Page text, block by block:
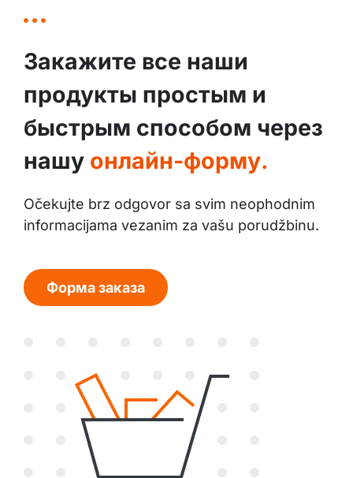
Закажите все наши
продукты простым и
быстрым способом через
нашу онлайн-форму.
Očekujte brz odgovor sa svim neophodnim
informacijama vezanim za vašu porudžbinu.
Форма заказа